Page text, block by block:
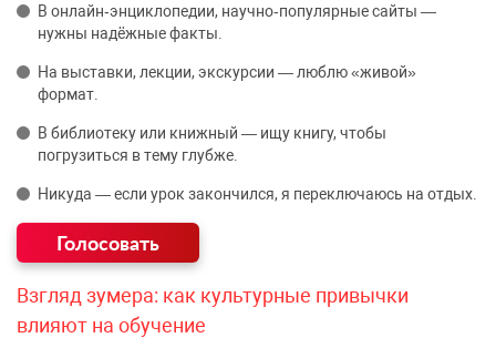
В онлайн‑энциклопедии, научно‑популярные сайты —
нужны надёжные факты.
На выставки, лекции, экскурсии — люблю «живой»
формат.
В библиотеку или книжный — ищу книгу, чтобы
погрузиться в тему глубже.
Никуда — если урок закончился, я переключаюсь на отдых.
Взгляд зумера: как культурные привычки
влияют на обучение